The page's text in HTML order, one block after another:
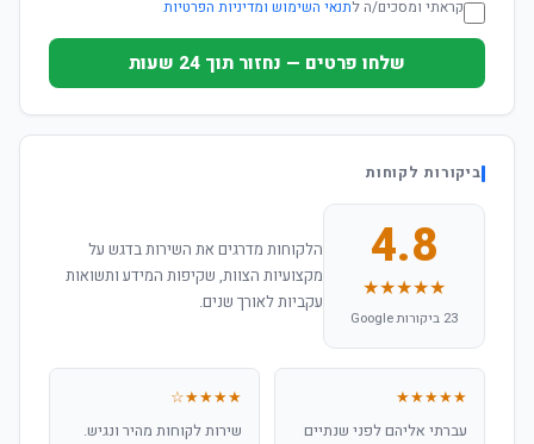
קראתי ומסכים/ה לתנאי השימוש ומדיניות הפרטיות
שלחו פרטים — נחזור תוך 24 שעות
ביקורות לקוחות
4.8
★★★★★
23 ביקורות Google
הלקוחות מדרגים את השירות בדגש על
מקצועיות הצוות, שקיפות המידע ותשואות
עקביות לאורך שנים.
★★★★★
עברתי אליהם לפני שנתיים
★★★★☆
שירות לקוחות מהיר ונגיש.